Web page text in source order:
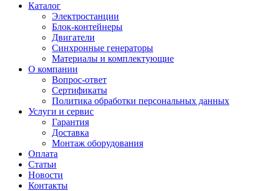
Каталог
Электростанции
Блок-контейнеры
Двигатели
Синхронные генераторы
Материалы и комплектующие
О компании
Вопрос-ответ
Сертификаты
Политика обработки персональных данных
Услуги и сервис
Гарантия
Доставка
Монтаж оборудования
Оплата
Статьи
Новости
Контакты